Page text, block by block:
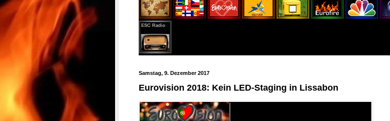
Samstag, 9. Dezember 2017
Eurovision 2018: Kein LED-Staging in Lissabon